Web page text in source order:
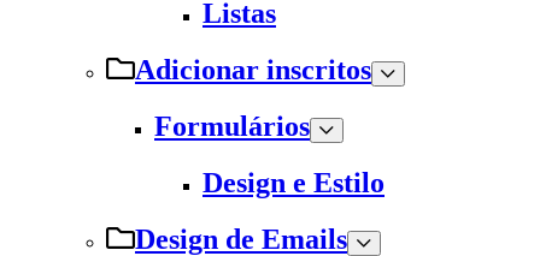
Listas
Adicionar inscritos
Formulários
Design e Estilo
Design de Emails